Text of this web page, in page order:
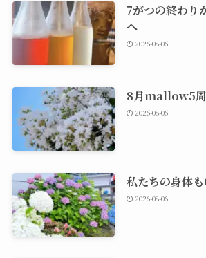
7がつの終わり
へ
2026-08-06
8月mallow5周
2026-08-06
私たちの身体
2026-08-06